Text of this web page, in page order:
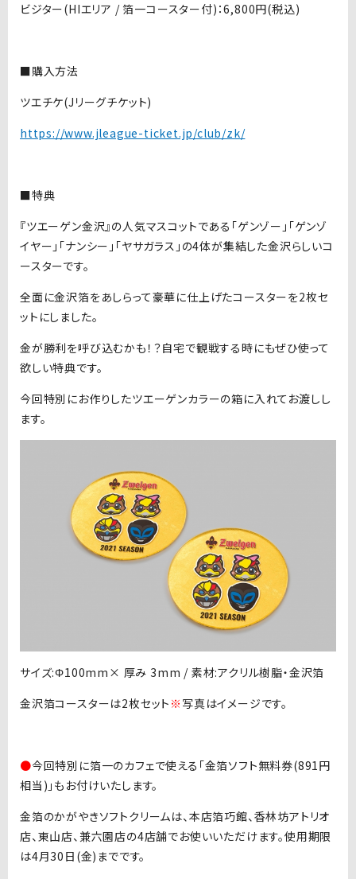
ビジター(HIエリア / 箔一コースター付)：6,800円(税込)
■購入方法
ツエチケ(Jリーグチケット)
https://www.jleague-ticket.jp/club/zk/
■特典
『ツエーゲン金沢』の人気マスコットである「ゲンゾー」「ゲンゾ
イヤー」「ナンシー」「ヤサガラス」の4体が集結した金沢らしいコ
ースターです。
全面に金沢箔をあしらって豪華に仕上げたコースターを2枚セ
ットにしました。
金が勝利を呼び込むかも！？自宅で観戦する時にもぜひ使って
欲しい特典です。
今回特別にお作りしたツエーゲンカラーの箱に入れてお渡しし
ます。
サイズ:Φ100mm× 厚み 3mm / 素材:アクリル樹脂・金沢箔
金沢箔コースターは2枚セット ※ 写真はイメージです。
●今回特別に箔一のカフェで使える「金箔ソフト無料券(891円
相当)」もお付けいたします。
金箔のかがやきソフトクリームは、本店箔巧館、香林坊アトリオ
店、東山店、兼六園店の4店舗でお使いいただけます。使用期限
は4月30日(金)までです。